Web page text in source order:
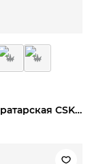
Футболка вратарская CSKA GK Jersey S/S 26/27